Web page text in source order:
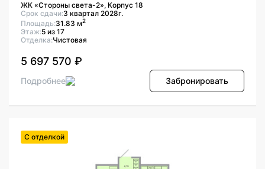
ЖК «Стороны света-2», Корпус 18
Срок сдачи:3 квартал 2028г.
Площадь:31.83 м2
Этаж:5 из 17
Отделка:Чистовая
5 697 570 ₽
Подробнее Забронировать
С отделкой